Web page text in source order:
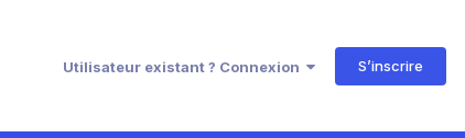
Utilisateur existant ? Connexion S’inscrire